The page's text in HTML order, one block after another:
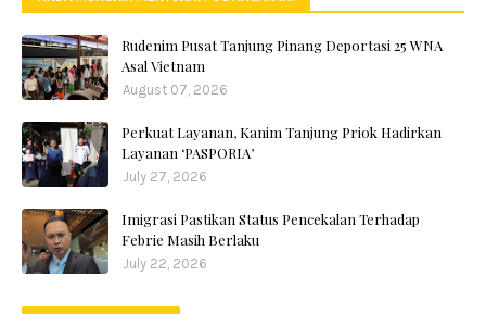
Rudenim Pusat Tanjung Pinang Deportasi 25 WNA
Asal Vietnam
August 07, 2026
Perkuat Layanan, Kanim Tanjung Priok Hadirkan
Layanan ‘PASPORIA’
July 27, 2026
Imigrasi Pastikan Status Pencekalan Terhadap
Febrie Masih Berlaku
July 22, 2026